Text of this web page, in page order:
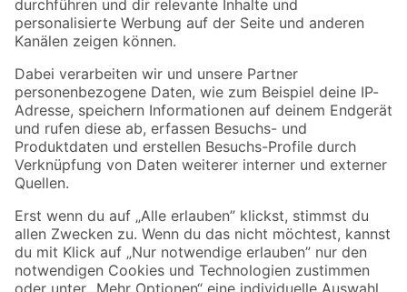
Folge uns
Zahlungsarten Versandarten
Sicher einkaufen
Jetzt die toom-App herunterladen